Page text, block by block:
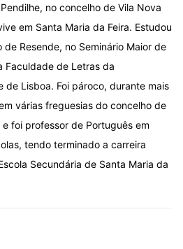
no concelho de Vila Nova
em Santa Maria da Feira. Estudou
de Resende, no Seminário Maior de
Faculdade de Letras da
de Lisboa. Foi pároco, durante mais
várias freguesias do concelho de
e foi professor de Português em
tendo terminado a carreira
Secundária de Santa Maria da